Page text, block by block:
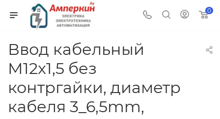
0
Ввод кабельный
M12x1,5 без
контргайки, диаметр
кабеля 3_6,5mm,